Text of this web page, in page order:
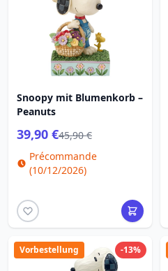
Snoopy mit Blumenkorb –
Peanuts
39,90 €45,90 €
Précommande
(10/12/2026)
-13%
Vorbestellung